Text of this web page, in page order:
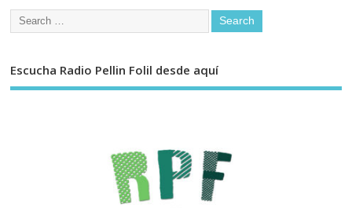
Escucha Radio Pellin Folil desde aquí